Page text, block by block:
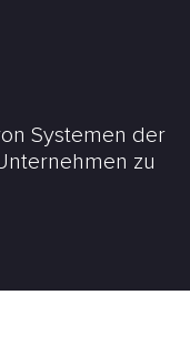
Systemen der
zu